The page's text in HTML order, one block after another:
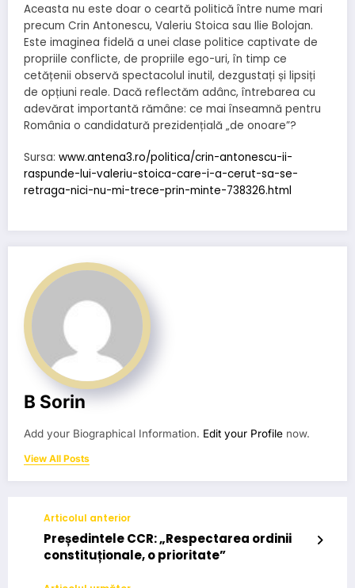
Aceasta nu este doar o ceartă politică între nume mari
precum Crin Antonescu, Valeriu Stoica sau Ilie Bolojan.
Este imaginea fidelă a unei clase politice captivate de
propriile conflicte, de propriile ego-uri, în timp ce
cetățenii observă spectacolul inutil, dezgustați și lipsiți
de opțiuni reale. Dacă reflectăm adânc, întrebarea cu
adevărat importantă rămâne: ce mai înseamnă pentru
România o candidatură prezidențială „de onoare”?
Sursa: www.antena3.ro/politica/crin-antonescu-ii-
raspunde-lui-valeriu-stoica-care-i-a-cerut-sa-se-
retraga-nici-nu-mi-trece-prin-minte-738326.html
B Sorin
Add your Biographical Information. Edit your Profile now.
View All Posts
Articolul anterior
Președintele CCR: „Respectarea ordinii
constituționale, o prioritate”